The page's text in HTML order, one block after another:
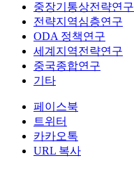
중장기통상전략연구
전략지역심층연구
ODA 정책연구
세계지역전략연구
중국종합연구
기타
페이스북
트위터
카카오톡
URL 복사